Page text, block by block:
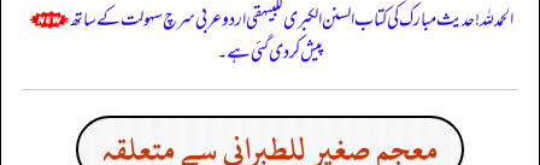
الحمدللہ! حدیث مبارک کی کتاب السنن الكبرى للبيهقي اردو عربی سرچ سہولت کے ساتھ
پیش کر دی گئی ہے۔
معجم صغير للطبراني سے متعلقہ